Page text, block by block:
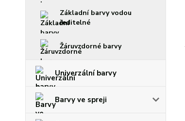
Základní barvy vodou
ředitelné
Žáruvzdorné barvy
Univerzální barvy
Barvy ve spreji